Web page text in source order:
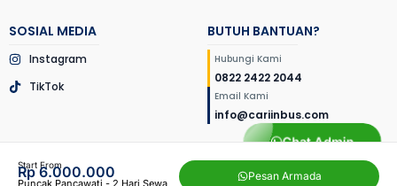
Start From
Rp 6.000.000
Puncak Pancawati - 2 Hari Sewa
Pesan Armada
SOSIAL MEDIA
Instagram
TikTok
Chat Admin
BUTUH BANTUAN?
Hubungi Kami
0822 2422 2044
Email Kami
info@cariinbus.com
© 2026 Cariinbus.com . All rights reserved. Website created byNew
Creative Indonesiaand developed byAfitiya Rohim